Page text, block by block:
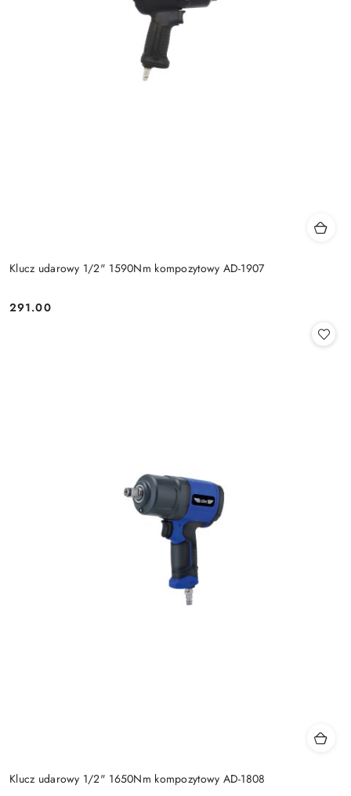
Klucz udarowy 1/2" 1590Nm kompozytowy AD-1907
Cena:
291.00
Klucz udarowy 1/2" 1650Nm kompozytowy AD-1808